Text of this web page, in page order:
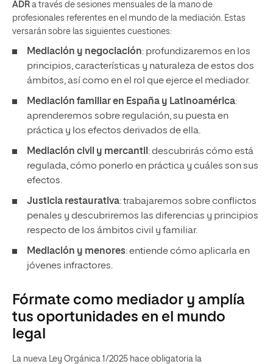
ADR a través de sesiones mensuales de la mano de
profesionales referentes en el mundo de la mediación. Estas
versarán sobre las siguientes cuestiones:
Mediación y negociación: profundizaremos en los
principios, características y naturaleza de estos dos
ámbitos, así como en el rol que ejerce el mediador.
Mediación familiar en España y Latinoamérica:
aprenderemos sobre regulación, su puesta en
práctica y los efectos derivados de ella.
Mediación civil y mercantil : descubrirás cómo está
regulada, cómo ponerlo en práctica y cuáles son sus
efectos.
Justicia restaurativa: trabajaremos sobre conflictos
penales y descubriremos las diferencias y principios
respecto de los ámbitos civil y familiar.
Mediación y menores: entiende cómo aplicarla en
jóvenes infractores.
Fórmate como mediador y amplía
tus oportunidades en el mundo
legal
La nueva Ley Orgánica 1/2025 hace obligatoria la